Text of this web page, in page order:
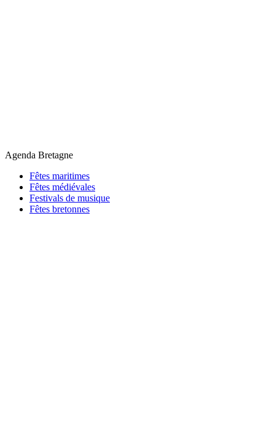
Agenda Bretagne
Fêtes maritimes
Fêtes médiévales
Festivals de musique
Fêtes bretonnes